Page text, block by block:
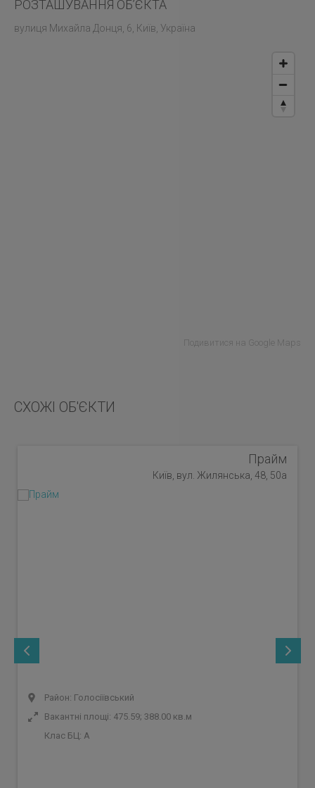
РОЗТАШУВАННЯ ОБ’ЄКТА
вулиця Михайла Донця, 6, Київ, Україна
Подивитися на Google Maps
СХОЖІ ОБ'ЄКТИ
Прайм
Київ, вул. Жилянська, 48, 50а
Район: Голосіївський
Вакантні площі: 475.59; 388.00 кв.м
Клас БЦ: A